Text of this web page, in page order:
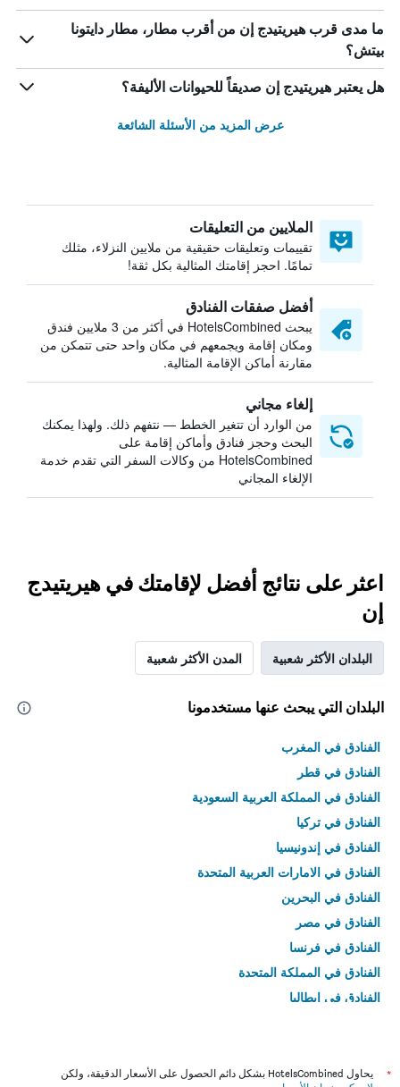
ما مدى قرب هيريتيدج إن من أقرب مطار، مطار دايتونا
بيتش؟
هل يعتبر هيريتيدج إن صديقاً للحيوانات الأليفة؟
عرض المزيد من الأسئلة الشائعة
الملايين من التعليقات
تقييمات وتعليقات حقيقية من ملايين النزلاء، مثلك
تمامًا. احجز إقامتك المثالية بكل ثقة!
أفضل صفقات الفنادق
يبحث HotelsCombined في أكثر من 3 ملايين فندق
ومكان إقامة ويجمعهم في مكان واحد حتى تتمكن من
مقارنة أماكن الإقامة المثالية.
إلغاء مجاني
من الوارد أن تتغير الخطط — نتفهم ذلك. ولهذا يمكنك
البحث وحجز فنادق وأماكن إقامة على
HotelsCombined من وكالات السفر التي تقدم خدمة
الإلغاء المجاني
اعثر على نتائج أفضل لإقامتك في هيريتيدج
إن
البلدان الأكثر شعبية المدن الأكثر شعبية
البلدان التي يبحث عنها مستخدمونا
الفنادق في المغرب
الفنادق في قطر
الفنادق في المملكة العربية السعودية
الفنادق في تركيا
الفنادق في إندونيسيا
الفنادق في الامارات العربية المتحدة
الفنادق في البحرين
الفنادق في مصر
الفنادق في فرنسا
الفنادق في المملكة المتحدة
الفنادق في إيطاليا
*
يحاول HotelsCombined بشكل دائم الحصول على الأسعار الدقيقة، ولكن